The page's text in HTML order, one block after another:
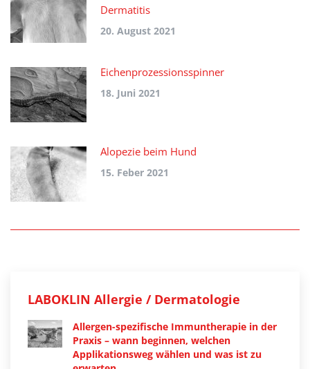
Dermatitis
20. August 2021
Eichenprozessionsspinner
18. Juni 2021
Alopezie beim Hund
15. Feber 2021
LABOKLIN Allergie / Dermatologie
Allergen-spezifische Immuntherapie in der
Praxis – wann beginnen, welchen
Applikationsweg wählen und was ist zu